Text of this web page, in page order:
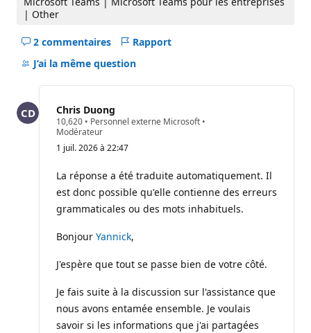
| Other
2 commentaires
Masquer
les
ce
question
Rapport
J’ai la même question
Chris Duong
10,620 P
o
i
n
s
e
r
é
u
t
o
n
• Personnel externe Microsoft •
Modérateur
1 juil. 2026 à 22:47
La réponse a été traduite automatiquement. Il
est donc possible qu'elle contienne des erreurs
grammaticales ou des mots inhabituels.
Bonjour Yannick,
J'espère que tout se passe bien de votre côté.
Je fais suite à la discussion sur l'assistance que
nous avons entamée ensemble. Je voulais
savoir si les informations que j'ai partagées